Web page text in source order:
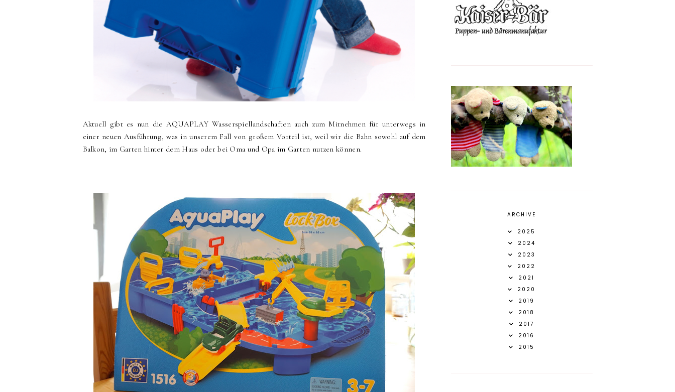
Aktuell gibt es nun die AQUAPLAY Wasserspiellandschaften auch zum Mitnehmen für unterwegs in
einer neuen Ausführung, was in unserem Fall von großem Vorteil ist, weil wir die Bahn sowohl auf dem
Balkon, im Garten hinter dem Haus oder bei Oma und Opa im Garten nutzen können.
ARCHIVE
2025
2024
2023
2022
2021
2020
2019
2018
2017
2016
2015